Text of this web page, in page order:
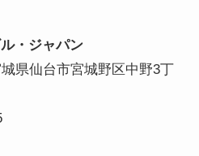
・ジャパン
県仙台市宮城野区中野3丁